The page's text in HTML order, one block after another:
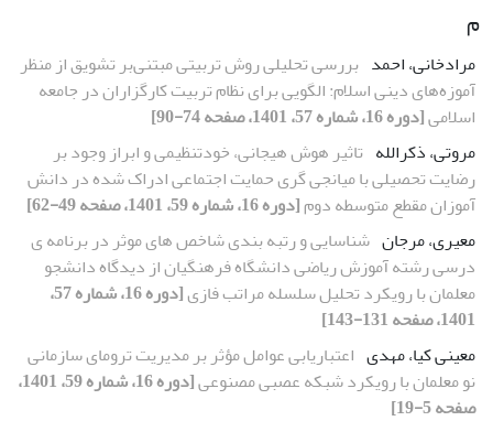
م
مرادخانی، احمد بررسی تحلیلی روش تربیتی مبتنی‌بر تشویق از منظر
آموزه‌های دینی اسلام: الگویی برای نظام تربیت کارگزاران در جامعه
اسلامی[دوره 16، شماره 57، 1401، صفحه 74-90]
مروتی، ذکرالله تاثیر هوش هیجانی، خودتنظیمی و ابراز وجود بر
رضایت تحصیلی با میانجی گری حمایت اجتماعی ادراک شده در دانش
آموزان مقطع متوسطه دوم[دوره 16، شماره 59، 1401، صفحه 49-62]
معیری، مرجان شناسایی و رتبه بندی شاخص های موثر در برنامه ی
درسی رشته آموزش ریاضی دانشگاه فرهنگیان از دیدگاه دانشجو
معلمان با رویکرد تحلیل سلسله مراتب فازی
[دوره 16، شماره 57،
1401، صفحه 131-143]
معینی کیا، مهدی اعتباریابی عوامل مؤثر بر مدیریت ترومای سازمانی
نو معلمان با رویکرد شبکه عصبی مصنوعی
[دوره 16، شماره 59، 1401،
صفحه 5-19]